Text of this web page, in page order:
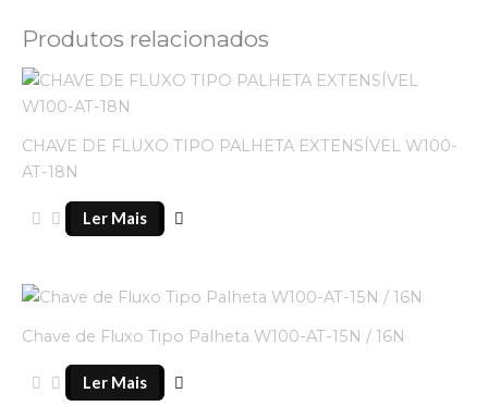
Produtos relacionados
CHAVE DE FLUXO TIPO PALHETA EXTENSÍVEL W100-
AT-18N
Ler Mais
Chave de Fluxo Tipo Palheta W100-AT-15N / 16N
Ler Mais